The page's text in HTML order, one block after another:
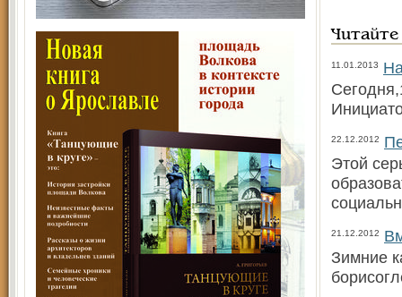
11.01.2013
22.12.2012
Этой
21.12.2012
Зимние